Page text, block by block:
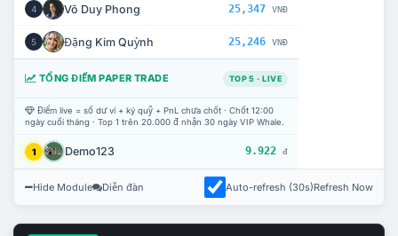
4 Võ Duy Phong 25,347 VNĐ
5 Đặng Kim Quỳnh 25,246 VNĐ
TỔNG ĐIỂM PAPER TRADE TOP 5 · LIVE
Điểm live = số dư ví + ký quỹ + PnL chưa chốt · Chốt 12:00
ngày cuối tháng · Top 1 trên 20.000 đ nhận 30 ngày VIP Whale.
1 Demo123 9.922 đ
Hide Module Diễn đàn Auto-refresh (30s)Refresh Now